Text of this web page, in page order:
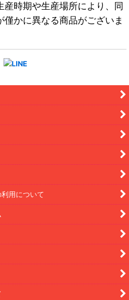
時期や生産場所により、同
かに異なる商品がございま
用について